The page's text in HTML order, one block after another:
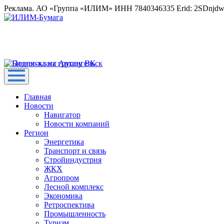
Реклама. АО «Группа «ИЛИМ» ИНН 7840346335 Erid:
Главная
Новости
Навигатор
Новости компаний
Регион
Энергетика
Транспорт и связь
Стройиндустрия
ЖКХ
Агропром
Лесной комплекс
Экономика
Ретроспектива
Промышленность